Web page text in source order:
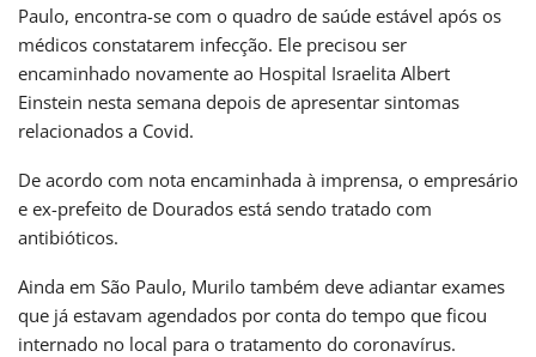
Paulo, encontra-se com o quadro de saúde estável após os
médicos constatarem infecção. Ele precisou ser
encaminhado novamente ao Hospital Israelita Albert
Einstein nesta semana depois de apresentar sintomas
relacionados a Covid.
De acordo com nota encaminhada à imprensa, o empresário
e ex-prefeito de Dourados está sendo tratado com
antibióticos.
Ainda em São Paulo, Murilo também deve adiantar exames
que já estavam agendados por conta do tempo que ficou
internado no local para o tratamento do coronavírus.